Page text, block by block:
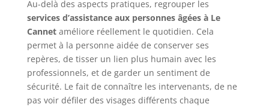
Au-delà des aspects pratiques, regrouper les
services d’assistance aux personnes âgées à Le
Cannetaméliore réellement le quotidien. Cela
permet à la personne aidée de conserver ses
repères, de tisser un lien plus humain avec les
professionnels, et de garder un sentiment de
sécurité. Le fait de connaître les intervenants, de ne
pas voir défiler des visages différents chaque